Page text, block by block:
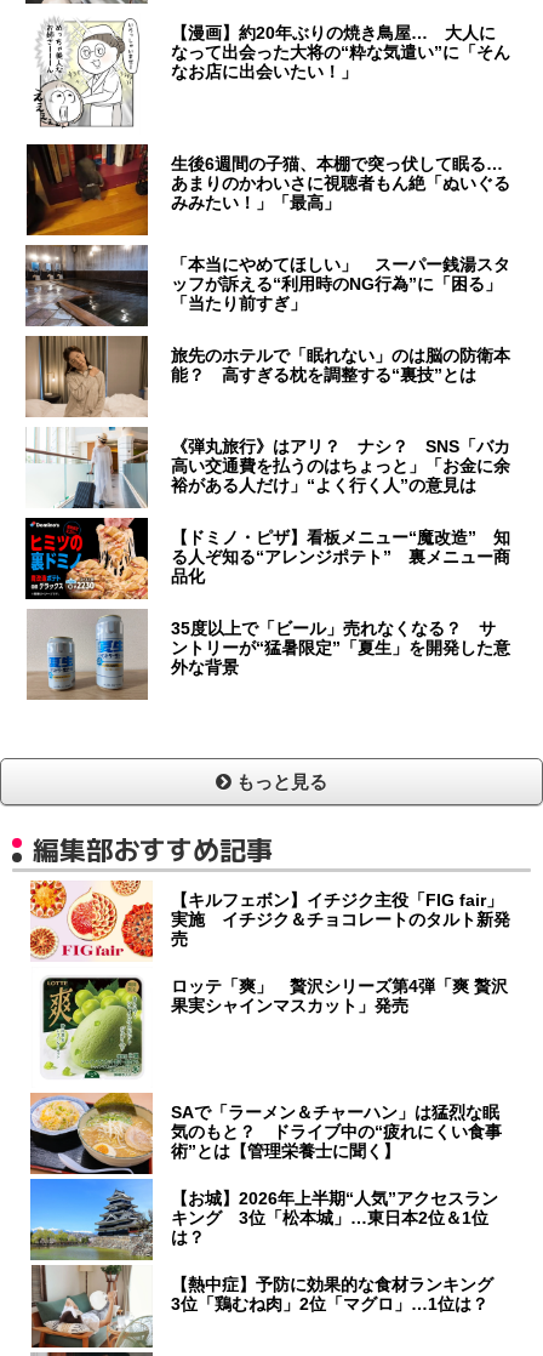
【漫画】約20年ぶりの焼き鳥屋… 大人に
なって出会った大将の“粋な気遣い”に「そん
なお店に出会いたい！」
生後6週間の子猫、本棚で突っ伏して眠る…
あまりのかわいさに視聴者もん絶「ぬいぐる
みみたい！」「最高」
「本当にやめてほしい」 スーパー銭湯スタ
ッフが訴える“利用時のNG行為”に「困る」
「当たり前すぎ」
旅先のホテルで「眠れない」のは脳の防衛本
能？ 高すぎる枕を調整する“裏技”とは
《弾丸旅行》はアリ？ ナシ？ SNS「バカ
高い交通費を払うのはちょっと」「お金に余
裕がある人だけ」“よく行く人”の意見は
【ドミノ・ピザ】看板メニュー“魔改造” 知
る人ぞ知る“アレンジポテト” 裏メニュー商
品化
35度以上で「ビール」売れなくなる？ サ
ントリーが“猛暑限定”「夏生」を開発した意
外な背景
もっと見る
編集部おすすめ記事
【キルフェボン】イチジク主役「FIG fair」
実施 イチジク＆チョコレートのタルト新発
売
ロッテ「爽」 贅沢シリーズ第4弾「爽 贅沢
果実シャインマスカット」発売
SAで「ラーメン＆チャーハン」は猛烈な眠
気のもと？ ドライブ中の“疲れにくい食事
術”とは【管理栄養士に聞く】
【お城】2026年上半期“人気”アクセスラン
キング 3位「松本城」…東日本2位＆1位
は？
【熱中症】予防に効果的な食材ランキング
3位「鶏むね肉」2位「マグロ」…1位は？